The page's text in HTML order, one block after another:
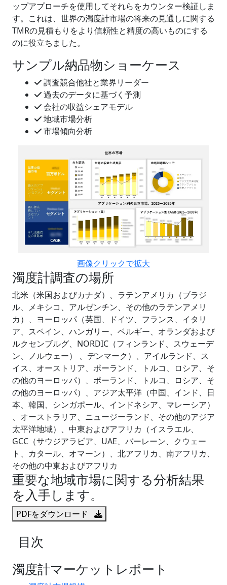
ップアプローチを使用してそれらをカウンター検証しま
す。これは、世界の濁度計市場の将来の見通しに関する
TMRの見積もりをより信頼性と精度の高いものにする
のに役立ちました。
サンプル納品物ショーケース
調査競合他社と業界リーダー
過去のデータに基づく予測
会社の収益シェアモデル
地域市場分析
市場傾向分析
画像クリックで拡大
濁度計調査の場所
北米（米国およびカナダ）、ラテンアメリカ（ブラジ
ル、メキシコ、アルゼンチン、その他のラテンアメリ
カ）、ヨーロッパ（英国、ドイツ、フランス、イタリ
ア、スペイン、ハンガリー、ベルギー、オランダおよび
ルクセンブルグ、NORDIC（フィンランド、スウェーデ
ン、ノルウェー） 、デンマーク）、アイルランド、ス
イス、オーストリア、ポーランド、トルコ、ロシア、そ
の他のヨーロッパ）、ポーランド、トルコ、ロシア、そ
の他のヨーロッパ）、アジア太平洋（中国、インド、日
本、韓国、シンガポール、インドネシア、マレーシア）
、オーストラリア、ニュージーランド、その他のアジア
太平洋地域）、中東およびアフリカ（イスラエル、
GCC（サウジアラビア、UAE、バーレーン、クウェー
ト、カタール、オマーン）、北アフリカ、南アフリカ、
その他の中東およびアフリカ
重要な地域市場に関する分析結果
を入手します。
PDFをダウンロード
目次
濁度計マーケットレポート